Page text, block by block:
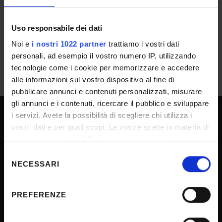
Uso responsabile dei dati
Noi e i nostri 1022 partner trattiamo i vostri dati
personali, ad esempio il vostro numero IP, utilizzando
tecnologie come i cookie per memorizzare e accedere
alle informazioni sul vostro dispositivo al fine di
pubblicare annunci e contenuti personalizzati, misurare
gli annunci e i contenuti, ricercare il pubblico e sviluppare
i servizi. Avete la possibilità di scegliere chi utilizza i
vostri dati e per quali scopi. Le vostre scelte in materia di
privacy sono applicabili solo su questa proprietà digitale
modificare o revocare il proprio consenso in qualsiasi
momento dalla Dichiarazione sui cookie o facendo clic
delNECESSARI
PREFERENZE
UNIVERSITY SERVICES
Transparency
Job vacancies